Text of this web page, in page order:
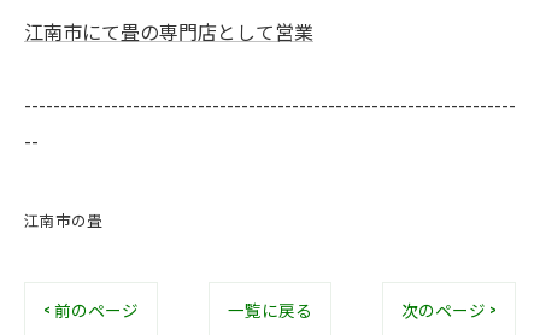
江南市にて畳の専門店として営業
--------------------------------------------------------------------
--
江南市の畳
< 前のページ 一覧に戻る 次のページ >